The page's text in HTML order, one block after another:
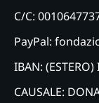
C/C:
PayPal:
IBAN:
CAUSALE: